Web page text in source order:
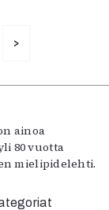
>
ainoa
80 vuotta
mielipidelehti.